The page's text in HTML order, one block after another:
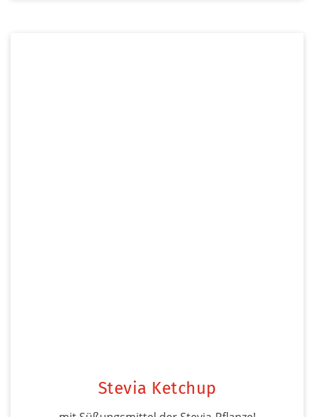
Stevia Ketchup